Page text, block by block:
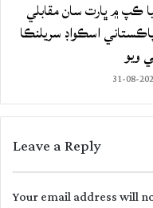
ڪپ ۾ ڀارت سان مقابلي
اسڪواڊ سريلنڪا
ويو
31-08-
Leave a Reply
Your email address will